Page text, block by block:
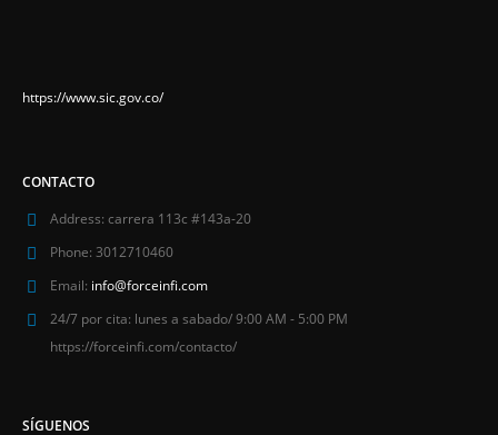
https://www.sic.gov.co/
CONTACTO
Address: carrera 113c #143a-20
Phone: 3012710460
Email: info@forceinfi.com
24/7 por cita: lunes a sabado/ 9:00 AM - 5:00 PM
https://forceinfi.com/contacto/
SÍGUENOS